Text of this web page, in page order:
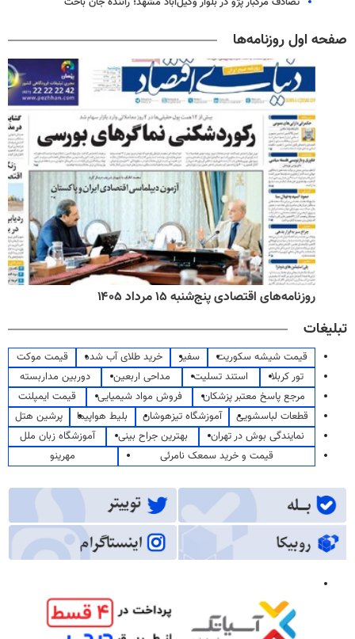
صفحه اول روزنامه‌ها
روزنامه‌های اقتصادی پنج‌شنبه ۱۵ مرداد ۱۴۰۵
تبلیغات
قیمت شیشه سکوریت سفیر خرید طلای آب شده
قیمت موکت
تور کربلا
استند تسلیت مداحی اربعین
دوربین مداربسته
مرجع پاسخ معتبر پزشکان
فروش مواد شیمیایی
قیمت ایمپلنت
قطعات لباسشویی
آموزشگاه تیزهوشان بلیط هواپیما
پرشین هتل
نمایندگی بوش در تهران
بهترین جراح بینی
آموزشگاه زبان ملل
قیمت و خرید سمعک نامرئی
مهرینو